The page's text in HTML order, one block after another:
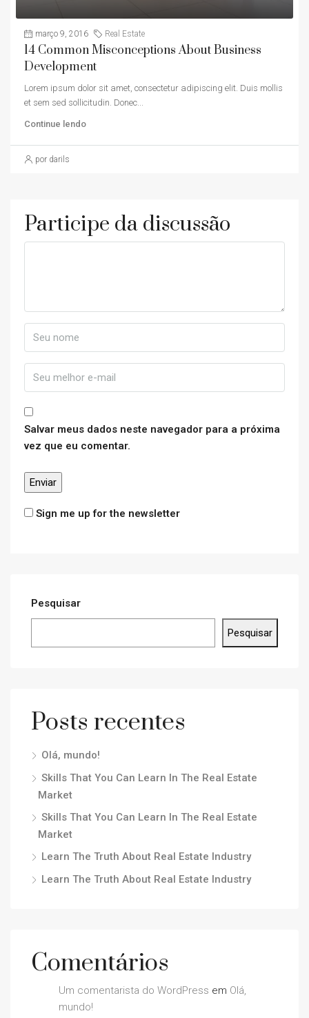
março 9, 2016 Real Estate
14 Common Misconceptions About Business
Development
Lorem ipsum dolor sit amet, consectetur adipiscing elit. Duis mollis
et sem sed sollicitudin. Donec...
Continue lendo
por darils
Participe da discussão
Salvar meus dados neste navegador para a próxima
vez que eu comentar.
Sign me up for the newsletter
Pesquisar
Pesquisar
Posts recentes
Olá, mundo!
Skills That You Can Learn In The Real Estate
Market
Skills That You Can Learn In The Real Estate
Market
Learn The Truth About Real Estate Industry
Learn The Truth About Real Estate Industry
Comentários
Um comentarista do WordPress em Olá,
mundo!